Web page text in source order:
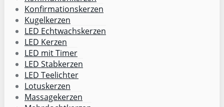
Konfirmationskerzen
Kugelkerzen
LED Echtwachskerzen
LED Kerzen
LED mit Timer
LED Stabkerzen
LED Teelichter
Lotuskerzen
Massagekerzen